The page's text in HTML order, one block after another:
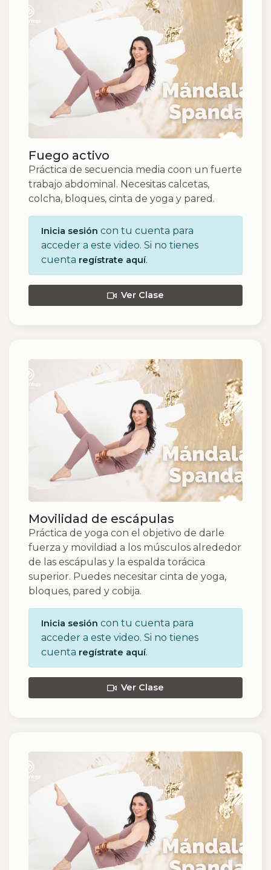
Fuego activo
Práctica de secuencia media coon un fuerte
trabajo abdominal. Necesitas calcetas,
colcha, bloques, cinta de yoga y pared.
Inicia sesión con tu cuenta para
acceder a este video. Si no tienes
cuenta regístrate aquí.
Ver Clase
Movilidad de escápulas
Práctica de yoga con el objetivo de darle
fuerza y movildiad a los músculos alrededor
de las escápulas y la espalda torácica
superior. Puedes necesitar cinta de yoga,
bloques, pared y cobija.
Inicia sesión con tu cuenta para
acceder a este video. Si no tienes
cuenta regístrate aquí.
Ver Clase